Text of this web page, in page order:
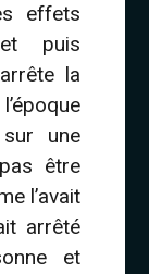
effets
puis
la
une
être
l’avait
arrêté
et